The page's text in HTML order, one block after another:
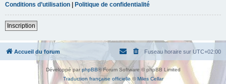
Conditions d’utilisation | Politique de confidentialité
Inscription
Accueil du forum Fuseau horaire sur UTC+02:00
Développé par phpBB® Forum Software © phpBB Limited
Traduction française officielle©Miles Cellar